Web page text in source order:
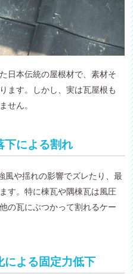
日本伝統の屋根材で、素材そ
ます。しかし、実は瓦屋根も
せん。
下による割れ
風や揺れの影響でズレたり、最
す。特に棟瓦や隅棟瓦は風圧
の瓦にぶつかって割れるケー
による固定力低下